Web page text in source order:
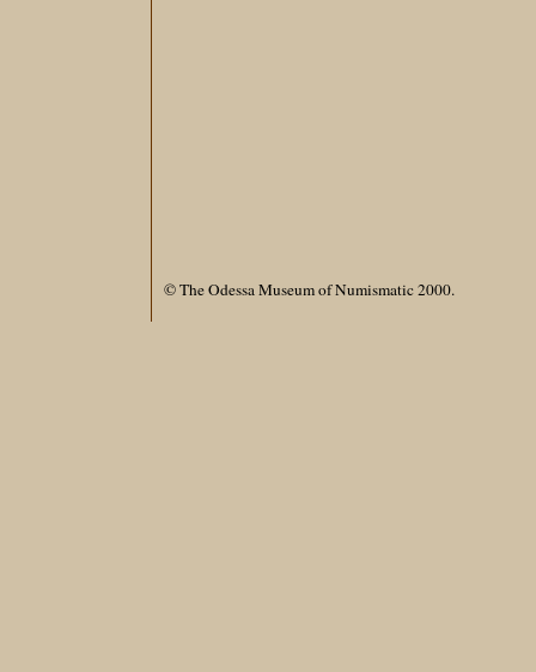
© The Odessa Museum of Numismatic 2000.